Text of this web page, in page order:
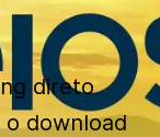
direto
o download